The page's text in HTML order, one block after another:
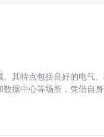
其特点包括良好的电气
据中心等场所，凭借自